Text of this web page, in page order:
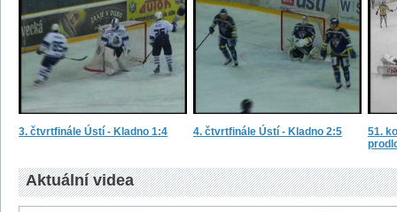
3. čtvrtfinále Ústí - Kladno 1:4 4. čtvrtfinále Ústí - Kladno 2:5
51.
Aktuální videa